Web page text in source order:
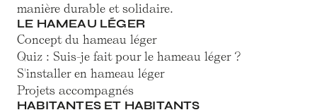
manière durable et solidaire.
LE HAMEAU LÉGER
Concept du hameau léger
Quiz : Suis-je fait pour le hameau léger ?
S'installer en hameau léger
Projets accompagnés
HABITANTES ET HABITANTS